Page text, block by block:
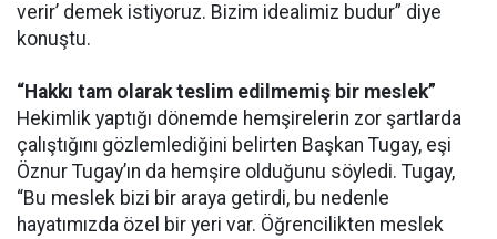
verir’ demek istiyoruz. Bizim idealimiz budur” diye
konuştu.
“Hakkı tam olarak teslim edilmemiş bir meslek”
Hekimlik yaptığı dönemde hemşirelerin zor şartlarda
çalıştığını gözlemlediğini belirten Başkan Tugay, eşi
Öznur Tugay’ın da hemşire olduğunu söyledi. Tugay,
“Bu meslek bizi bir araya getirdi, bu nedenle
hayatımızda özel bir yeri var. Öğrencilikten meslek